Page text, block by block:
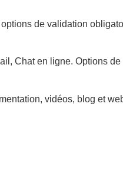
de validation
Chat en ligne. Options
vidéos, blog et